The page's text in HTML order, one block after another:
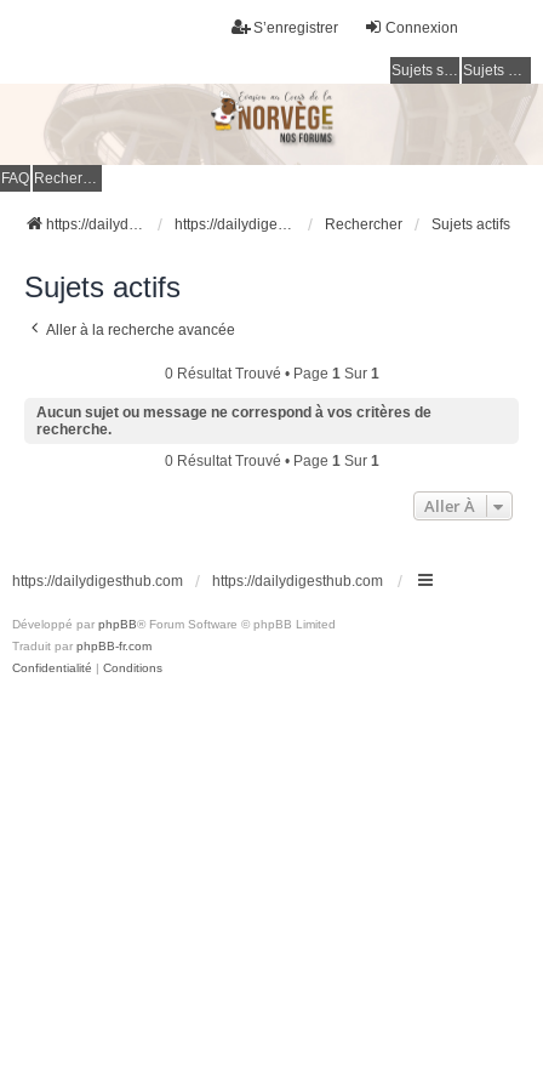
Connexion
S’enregistrer
Sujets sans réponse Sujets actifs
FAQ Rechercher
https://dailydigesthub.com https://dailydigesthub.com Rechercher Sujets actifs
Sujets actifs
Aller à la recherche avancée
0 Résultat Trouvé • Page 1Sur 1
Aucun sujet ou message ne correspond à vos critères de
recherche.
0 Résultat Trouvé • Page 1Sur 1
Aller À
https://dailydigesthub.com https://dailydigesthub.com
Développé par phpBB® Forum Software © phpBB Limited
Traduit par phpBB-fr.com
Confidentialité | Conditions